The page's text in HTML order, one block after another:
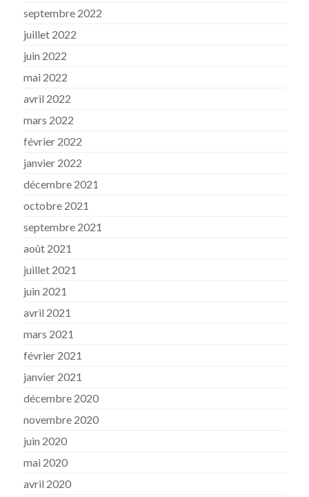
septembre 2022
juillet 2022
juin 2022
mai 2022
avril 2022
mars 2022
février 2022
janvier 2022
décembre 2021
octobre 2021
septembre 2021
août 2021
juillet 2021
juin 2021
avril 2021
mars 2021
février 2021
janvier 2021
décembre 2020
novembre 2020
juin 2020
mai 2020
avril 2020